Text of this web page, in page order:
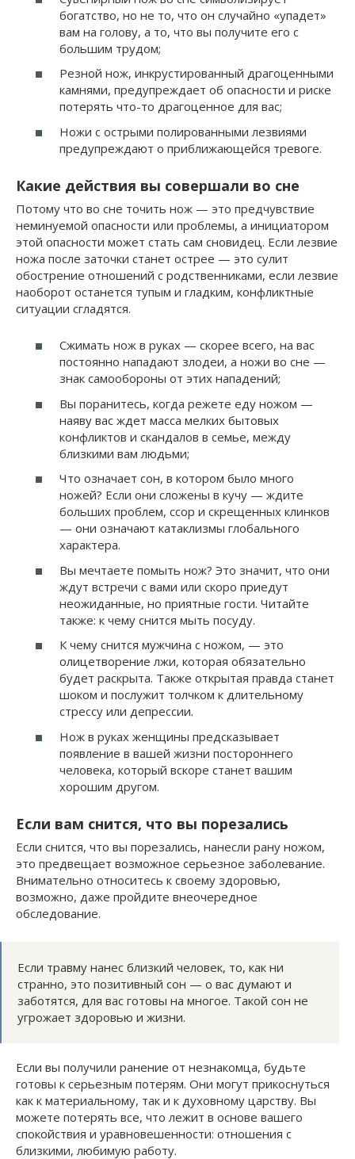
богатство, но не то, что он случайно «упадет»
вам на голову, а то, что вы получите его с
большим трудом;
Резной нож, инкрустированный драгоценными
камнями, предупреждает об опасности и риске
потерять что-то драгоценное для вас;
Ножи с острыми полированными лезвиями
предупреждают о приближающейся тревоге.
Какие действия вы совершали во сне
Потому что во сне точить нож — это предчувствие
неминуемой опасности или проблемы, а инициатором
этой опасности может стать сам сновидец. Если лезвие
ножа после заточки станет острее — это сулит
обострение отношений с родственниками, если лезвие
наоборот останется тупым и гладким, конфликтные
ситуации сгладятся.
Сжимать нож в руках — скорее всего, на вас
постоянно нападают злодеи, а ножи во сне —
знак самообороны от этих нападений;
Вы поранитесь, когда режете еду ножом —
наяву вас ждет масса мелких бытовых
конфликтов и скандалов в семье, между
близкими вам людьми;
Что означает сон, в котором было много
ножей? Если они сложены в кучу — ждите
больших проблем, ссор и скрещенных клинков
— они означают катаклизмы глобального
характера.
Вы мечтаете помыть нож? Это значит, что они
ждут встречи с вами или скоро приедут
неожиданные, но приятные гости. Читайте
также: к чему снится мыть посуду.
К чему снится мужчина с ножом, — это
олицетворение лжи, которая обязательно
будет раскрыта. Также открытая правда станет
шоком и послужит толчком к длительному
стрессу или депрессии.
Нож в руках женщины предсказывает
появление в вашей жизни постороннего
человека, который вскоре станет вашим
хорошим другом.
Если вам снится, что вы порезались
Если снится, что вы порезались, нанесли рану ножом,
это предвещает возможное серьезное заболевание.
Внимательно относитесь к своему здоровью,
возможно, даже пройдите внеочередное
обследование.
Если травму нанес близкий человек, то, как ни
странно, это позитивный сон — о вас думают и
заботятся, для вас готовы на многое. Такой сон не
угрожает здоровью и жизни.
Если вы получили ранение от незнакомца, будьте
готовы к серьезным потерям. Они могут прикоснуться
как к материальному, так и к духовному царству. Вы
можете потерять все, что лежит в основе вашего
спокойствия и уравновешенности: отношения с
близкими, любимую работу.